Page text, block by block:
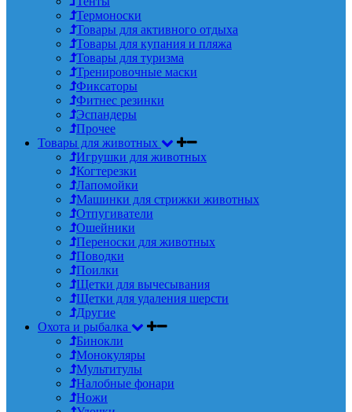
Термоноски
Товары для активного отдыха
Товары для купания и пляжа
Товары для туризма
Тренировочные маски
Фиксаторы
Фитнес резинки
Эспандеры
Прочее
Товары для животных
Игрушки для животных
Когтерезки
Лапомойки
Машинки для стрижки животных
Отпугиватели
Ошейники
Переноски для животных
Поводки
Поилки
Щетки для вычесывания
Щетки для удаления шерсти
Другие
Охота и рыбалка
Бинокли
Монокуляры
Мультитулы
Налобные фонари
Ножи